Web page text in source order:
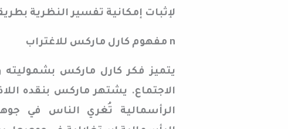
لإثبات إمكانية تفسير النظرية
n مفهوم كارل ماركس للاغتراب
يتميز فكر كارل ماركس بشموليته
الاجتماع. يشتهر ماركس بنقده
الرأسمالية تُغري الناس في